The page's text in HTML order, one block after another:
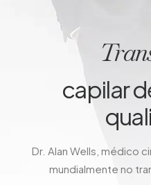
capilar
Dr. Alan Wells, médico
mundialmente no